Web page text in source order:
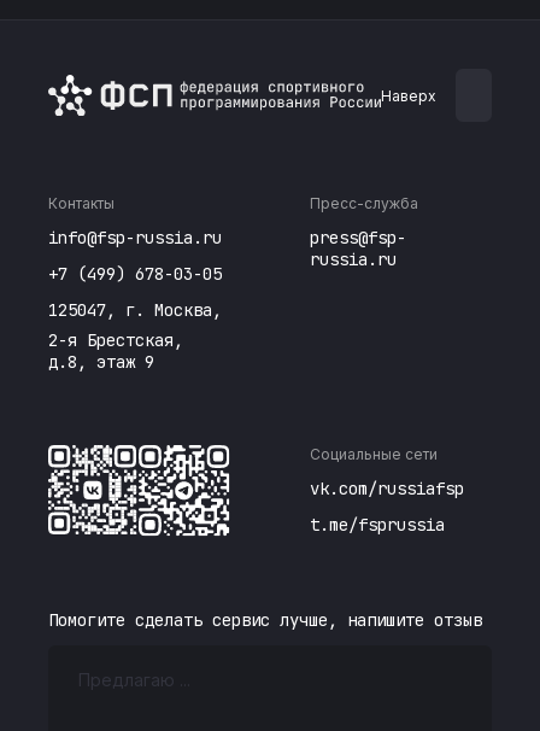
Наверх
Контакты
info@fsp-russia.ru
+7 (499) 678-03-05
125047, г. Москва,
2-я Брестская,
д.8, этаж 9
Пресс-служба
press@fsp-
russia.ru
Социальные сети
vk.com/russiafsp
t.me/fsprussia
Помогите сделать сервис лучше, напишите отзыв